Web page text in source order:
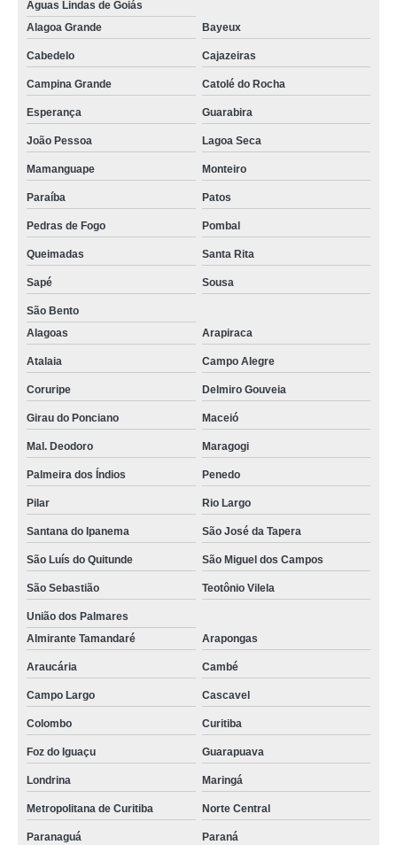
Águas Lindas de Goiás
Alagoa Grande
Bayeux
Cabedelo Cajazeiras
Campina Grande Catolé do Rocha
Esperança Guarabira
João Pessoa Lagoa Seca
Mamanguape Monteiro
Paraíba Patos
Pedras de Fogo Pombal
Queimadas Santa Rita
Sapé Sousa
São Bento
Alagoas
Arapiraca
Atalaia Campo Alegre
Coruripe Delmiro Gouveia
Girau do Ponciano Maceió
Mal. Deodoro Maragogi
Palmeira dos Índios Penedo
Pilar Rio Largo
Santana do Ipanema São José da Tapera
São Luís do Quitunde São Miguel dos Campos
São Sebastião Teotônio Vilela
União dos Palmares
Almirante Tamandaré
Arapongas
Araucária Cambé
Campo Largo Cascavel
Colombo Curitiba
Foz do Iguaçu Guarapuava
Londrina Maringá
Metropolitana de Curitiba Norte Central
Paranaguá Paraná